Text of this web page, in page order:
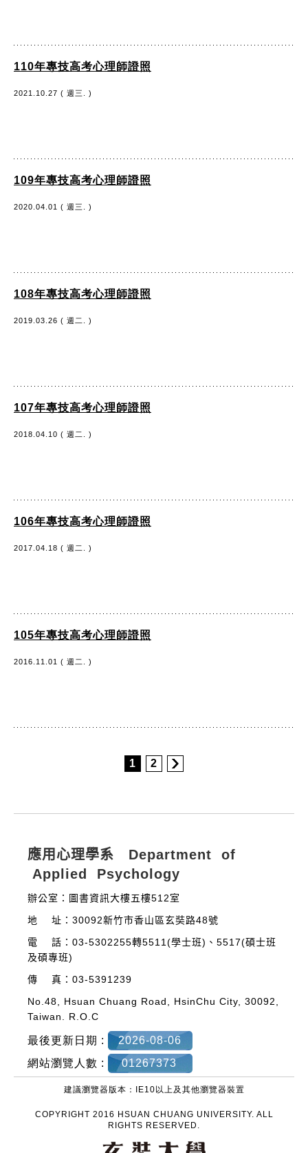
110年專技高考心理師證照
2021.10.27 ( 週三. )
109年專技高考心理師證照
2020.04.01 ( 週三. )
108年專技高考心理師證照
2019.03.26 ( 週二. )
107年專技高考心理師證照
2018.04.10 ( 週二. )
106年專技高考心理師證照
2017.04.18 ( 週二. )
105年專技高考心理師證照
2016.11.01 ( 週二. )
1 2
應用心理學系 Department of
Applied Psychology
辦公室：圖書資訊大樓五樓512室
地 址：30092新竹市香山區玄奘路48號
電 話：03-5302255轉5511(學士班)、5517(碩士班
及碩專班)
傳 真：03-5391239
No.48, Hsuan Chuang Road, HsinChu City, 30092,
Taiwan. R.O.C
最後更新日期 :
2026-08-06
網站瀏覽人數 :
01267373
建議瀏覽器版本：IE10以上及其他瀏覽器裝置
COPYRIGHT 2016 HSUAN CHUANG UNIVERSITY. ALL
RIGHTS RESERVED.